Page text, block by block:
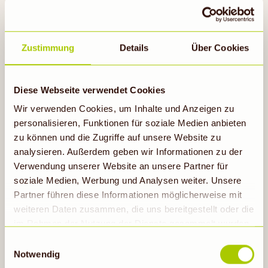
Zustimmung Details Über Cookies
Diese Webseite verwendet Cookies
Wir verwenden Cookies, um Inhalte und Anzeigen zu
personalisieren, Funktionen für soziale Medien anbieten
zu können und die Zugriffe auf unsere Website zu
analysieren. Außerdem geben wir Informationen zu der
Verwendung unserer Website an unsere Partner für
soziale Medien, Werbung und Analysen weiter. Unsere
Partner führen diese Informationen möglicherweise mit
weiteren Daten zusammen, die uns bereitgestellt oder die
erhobenen Daten in den USA durch Google: Unsere
Notwendig
Karamellisierte Äpfel
2h 30min
Rezept ansehen